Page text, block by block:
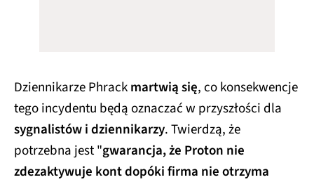
Dziennikarze Phrackmartwią się, co konsekwencje
tego incydentu będą oznaczać w przyszłości dla
sygnalistów i dziennikarzy. Twierdzą, że
potrzebna jest "gwarancja, że Proton nie
zdezaktywuje kont dopóki firma nie otrzyma